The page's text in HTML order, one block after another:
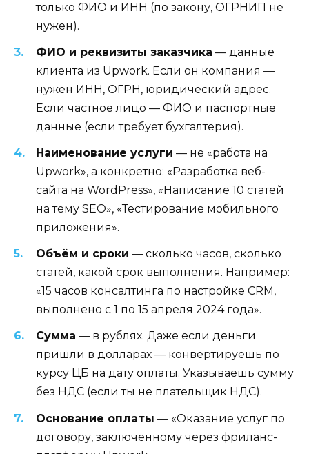
только ФИО и ИНН (по закону, ОГРНИП не
нужен).
ФИО и реквизиты заказчика — данные
клиента из Upwork. Если он компания —
нужен ИНН, ОГРН, юридический адрес.
Если частное лицо — ФИО и паспортные
данные (если требует бухгалтерия).
Наименование услуги — не «работа на
Upwork», а конкретно: «Разработка веб-
сайта на WordPress», «Написание 10 статей
на тему SEO», «Тестирование мобильного
приложения».
Объём и сроки — сколько часов, сколько
статей, какой срок выполнения. Например:
«15 часов консалтинга по настройке CRM,
выполнено с 1 по 15 апреля 2024 года».
Сумма — в рублях. Даже если деньги
пришли в долларах — конвертируешь по
курсу ЦБ на дату оплаты. Указываешь сумму
без НДС (если ты не плательщик НДС).
Основание оплаты — «Оказание услуг по
договору, заключённому через фриланс-